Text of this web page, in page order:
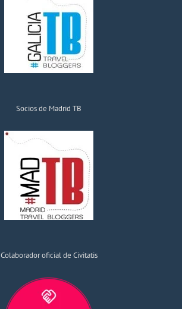
Socios de Madrid TB
Colaborador oficial de Civitatis